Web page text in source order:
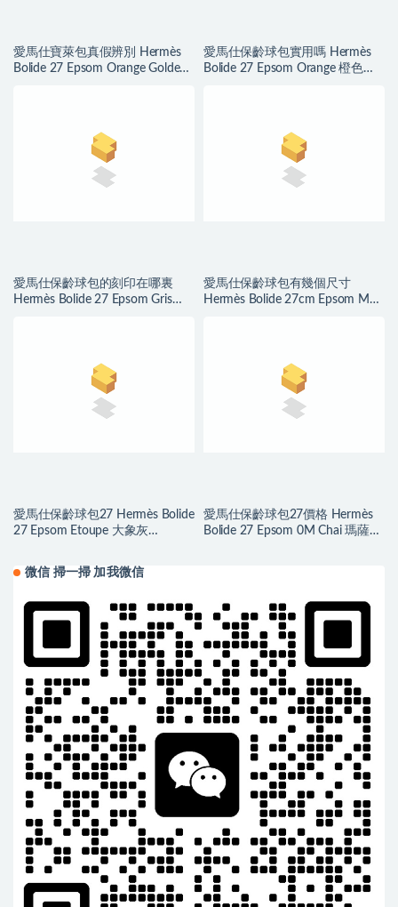
愛馬仕寶萊包真假辨別 Hermès
Bolide 27 Epsom Orange Golden
愛馬仕保齡球包實用嗎 Hermès
Bolide 27 Epsom Orange 橙色
愛馬仕保齡球包的刻印在哪裏
Hermès Bolide 27 Epsom Gris
愛馬仕保齡球包有幾個尺寸
Hermès Bolide 27cm Epsom M8
愛馬仕保齡球包27 Hermès Bolide
27 Epsom Etoupe 大象灰
愛馬仕保齡球包27價格 Hermès
Bolide 27 Epsom 0M Chai 瑪薩拉
微信 掃一掃 加我微信